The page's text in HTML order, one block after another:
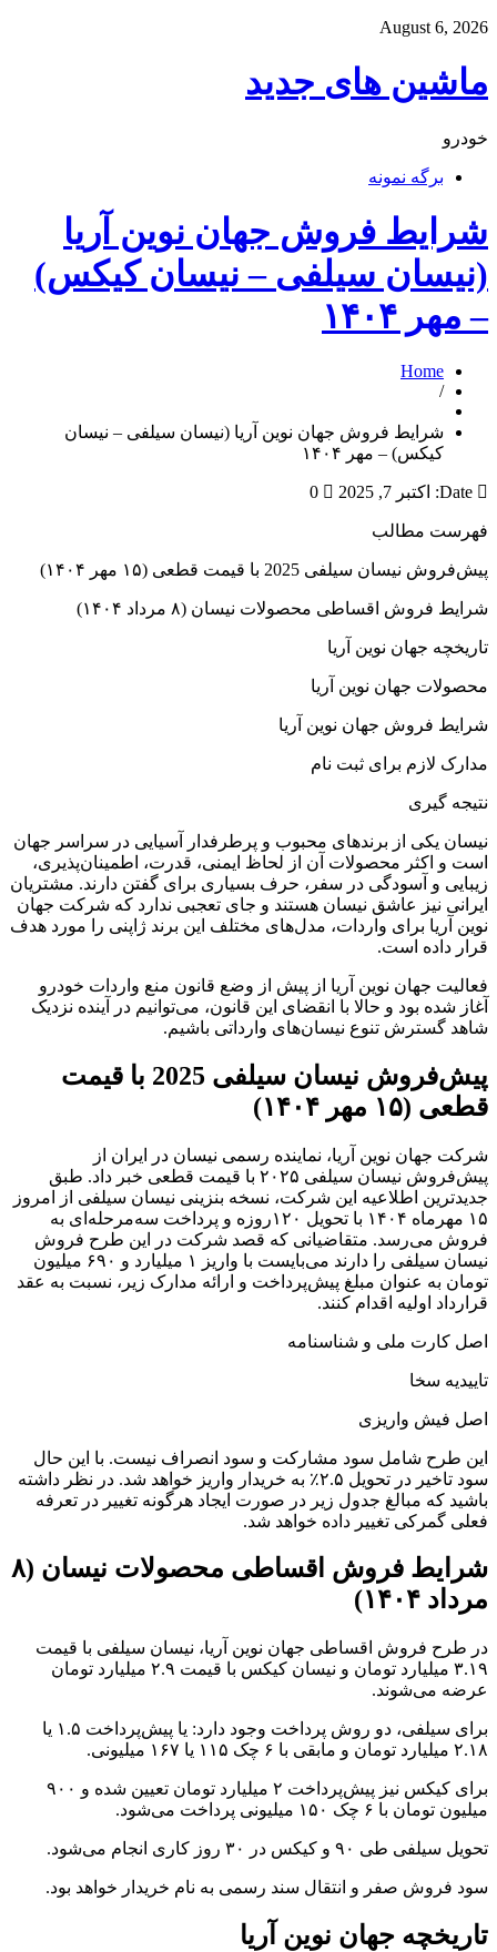
August 6, 2026
ماشین های جدید
خودرو
برگه نمونه
شرایط فروش جهان نوین آریا
(نیسان سیلفی – نیسان کیکس)
– مهر ۱۴۰۴
Home
/
شرایط فروش جهان نوین آریا (نیسان سیلفی – نیسان
کیکس) – مهر ۱۴۰۴
Date: اکتبر 7, 2025 0
فهرست مطالب
پیش‌فروش نیسان سیلفی 2025 با قیمت قطعی (۱۵ مهر ۱۴۰۴)
شرایط فروش اقساطی محصولات نیسان (۸ مرداد ۱۴۰۴)
تاریخچه جهان نوین آریا
محصولات جهان نوین آریا
شرایط فروش جهان نوین آریا
مدارک لازم برای ثبت نام
نتیجه گیری
نیسان یکی از برندهای محبوب و پرطرفدار آسیایی در سراسر جهان
است و اکثر محصولات آن از لحاظ ایمنی، قدرت، اطمینان‌پذیری،
زیبایی و آسودگی در سفر، حرف بسیاری برای گفتن دارند. مشتریان
ایرانی نیز عاشق نیسان هستند و جای تعجبی ندارد که شرکت جهان
نوین آریا برای واردات، مدل‌های مختلف این برند ژاپنی را مورد هدف
قرار داده است.
فعالیت جهان نوین آریا از پیش از وضع قانون منع واردات خودرو
آغاز شده بود و حالا با انقضای این قانون، می‌توانیم در آینده نزدیک
شاهد گسترش تنوع نیسان‌های وارداتی باشیم.
پیش‌فروش نیسان سیلفی 2025 با قیمت
قطعی (۱۵ مهر ۱۴۰۴)
شرکت جهان نوین آریا، نماینده رسمی نیسان در ایران از
پیش‌فروش نیسان سیلفی ۲۰۲۵ با قیمت قطعی خبر داد. طبق
جدیدترین اطلاعیه این شرکت، نسخه بنزینی نیسان سیلفی از امروز
۱۵ مهرماه ۱۴۰۴ با تحویل ۱۲۰روزه و پرداخت سه‌مرحله‌ای به
فروش می‌رسد. متقاضیانی که قصد شرکت در این طرح فروش
نیسان سیلفی را دارند می‌بایست با واریز ۱ میلیارد و ۶۹۰ میلیون
تومان به عنوان مبلغ پیش‌پرداخت و ارائه مدارک زیر، نسبت به عقد
قرارداد اولیه اقدام کنند.
اصل کارت ملی و شناسنامه
تاییدیه سخا
اصل فیش واریزی
این طرح شامل سود مشارکت و سود انصراف نیست. با این حال
سود تاخیر در تحویل ۲.۵٪ به خریدار واریز خواهد شد. در نظر داشته
باشید که مبالغ جدول زیر در صورت ایجاد هرگونه تغییر در تعرفه
فعلی گمرکی تغییر داده خواهد شد.
شرایط فروش اقساطی محصولات نیسان (۸
مرداد ۱۴۰۴)
در طرح فروش اقساطی جهان نوین آریا، نیسان سیلفی با قیمت
۳.۱۹ میلیارد تومان و نیسان کیکس با قیمت ۲.۹ میلیارد تومان
عرضه می‌شوند.
برای سیلفی، دو روش پرداخت وجود دارد: یا پیش‌پرداخت ۱.۵ یا
۲.۱۸ میلیارد تومان و مابقی با ۶ چک ۱۱۵ یا ۱۶۷ میلیونی.
برای کیکس نیز پیش‌پرداخت ۲ میلیارد تومان تعیین شده و ۹۰۰
میلیون تومان با ۶ چک ۱۵۰ میلیونی پرداخت می‌شود.
تحویل سیلفی طی ۹۰ و کیکس در ۳۰ روز کاری انجام می‌شود.
سود فروش صفر و انتقال سند رسمی به نام خریدار خواهد بود.
تاریخچه جهان نوین آریا